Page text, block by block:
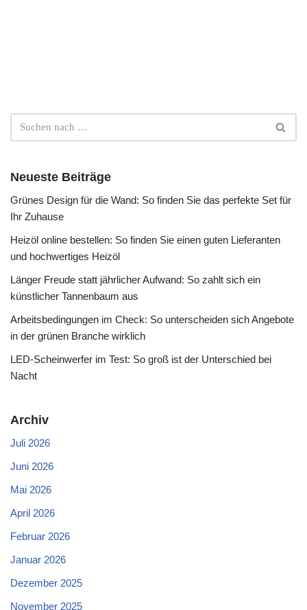
Neueste Beiträge
Grünes Design für die Wand: So finden Sie das perfekte Set für
Ihr Zuhause
Heizöl online bestellen: So finden Sie einen guten Lieferanten
und hochwertiges Heizöl
Länger Freude statt jährlicher Aufwand: So zahlt sich ein
künstlicher Tannenbaum aus
Arbeitsbedingungen im Check: So unterscheiden sich Angebote
in der grünen Branche wirklich
LED-Scheinwerfer im Test: So groß ist der Unterschied bei
Nacht
Archiv
Juli 2026
Juni 2026
Mai 2026
April 2026
Februar 2026
Januar 2026
Dezember 2025
November 2025